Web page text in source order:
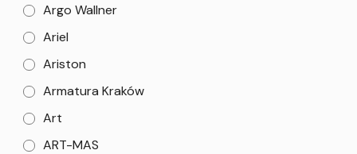
Argo Wallner
Ariel
Ariston
Armatura Kraków
Art
ART-MAS